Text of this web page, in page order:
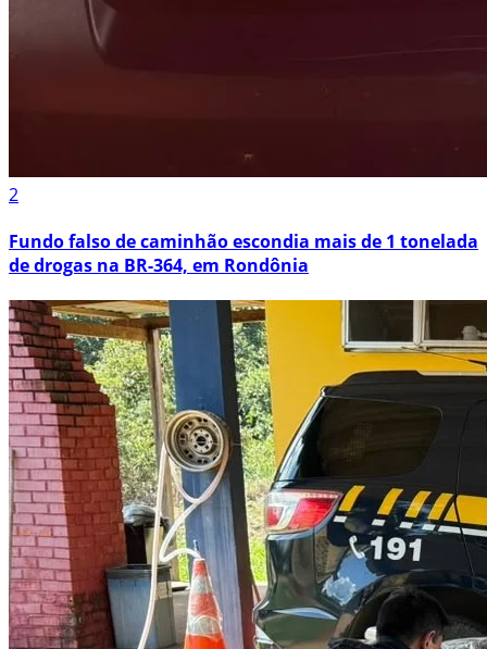
2
Fundo falso de caminhão escondia mais de 1 tonelada
de drogas na BR-364, em Rondônia